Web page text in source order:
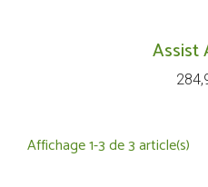
Assist
Prix
Affichage 1-3 de 3 article(s)